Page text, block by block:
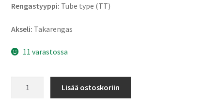
Rengastyyppi: Tube type (TT)
Akseli: Takarengas
11 varastossa
Lisää ostoskoriin